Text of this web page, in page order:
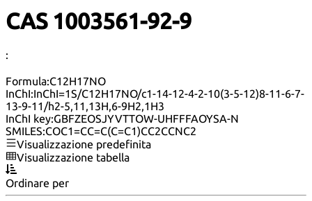
CAS 1003561-92-9
:
Formula:C12H17NO
InChI:InChI=1S/C12H17NO/c1-14-12-4-2-10(3-5-12)8-11-6-7-
13-9-11/h2-5,11,13H,6-9H2,1H3
InChI key:GBFZEOSJYVTTOW-UHFFFAOYSA-N
SMILES:COC1=CC=C(C=C1)CC2CCNC2
Visualizzazione predefinita
Visualizzazione tabella
Ordinare per